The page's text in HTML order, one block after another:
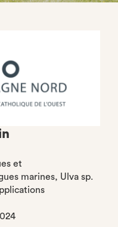
et
marines, Ulva sp.